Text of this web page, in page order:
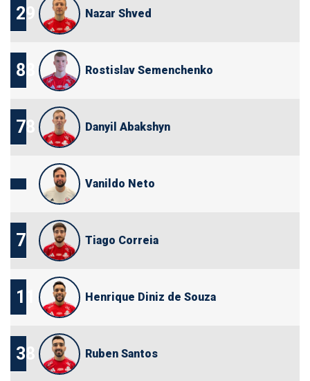
29 Nazar Shved
88 Rostislav Semenchenko
78 Danyil Abakshyn
Vanildo Neto
7 Tiago Correia
11 Henrique Diniz de Souza
38 Ruben Santos